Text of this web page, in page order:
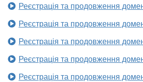
Реєстрація та продовження
Реєстрація та продовження
Реєстрація та продовження
Реєстрація та продовження
Реєстрація та продовження